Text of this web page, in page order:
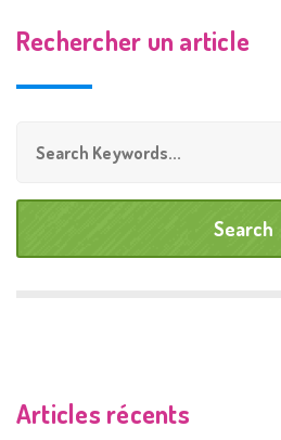
Rechercher un article
Articles récents